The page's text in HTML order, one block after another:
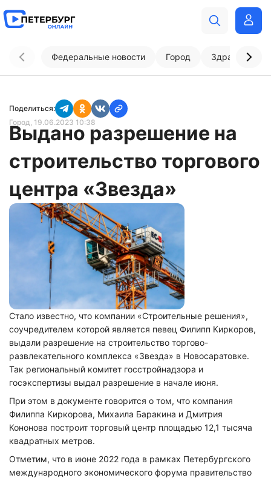
Федеральные новости Город
Поделиться:
Город, 19.06.2023 10:38
Выдано разрешение на
строительство торгового
центра «Звезда»
Стало известно, что компании «Строительные решения»,
соучредителем которой является певец Филипп Киркоров,
выдали разрешение на строительство торгово-
развлекательного комплекса «Звезда» в Новосаратовке.
Так региональный комитет госстройнадзора и
госэкспертизы выдал разрешение в начале июня.
При этом в документе говорится о том, что компания
Филиппа Киркорова, Михаила Баракина и Дмитрия
Кононова построит торговый центр площадью 12,1 тысяча
квадратных метров.
Отметим, что в июне 2022 года в рамках Петербургского
международного экономического форума правительство